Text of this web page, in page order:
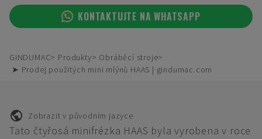
KONTAKTUJTE NA WHATSAPP
GINDUMAC Produkty
Obráběcí stroje
➤ Prodej použitých mini mlýnů HAAS | gindumac.com
Zobrazit v původním jazyce
Tato čtyřosá minifrézka HAAS byla vyrobena v roce